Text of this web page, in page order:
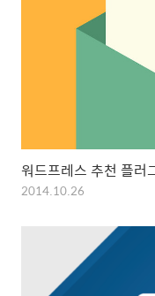
워드프레스 추천 플
2014.10.26